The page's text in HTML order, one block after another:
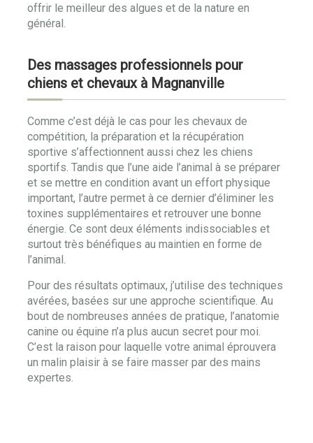
offrir le meilleur des algues et de la nature en
général.
Des massages professionnels pour
chiens et chevaux à Magnanville
Comme c’est déjà le cas pour les chevaux de
compétition, la préparation et la récupération
sportive s’affectionnent aussi chez les chiens
sportifs. Tandis que l’une aide l’animal à se préparer
et se mettre en condition avant un effort physique
important, l’autre permet à ce dernier d’éliminer les
toxines supplémentaires et retrouver une bonne
énergie. Ce sont deux éléments indissociables et
surtout très bénéfiques au maintien en forme de
l’animal.
Pour des résultats optimaux, j’utilise des techniques
avérées, basées sur une approche scientifique. Au
bout de nombreuses années de pratique, l’anatomie
canine ou équine n’a plus aucun secret pour moi.
C’est la raison pour laquelle votre animal éprouvera
un malin plaisir à se faire masser par des mains
expertes.